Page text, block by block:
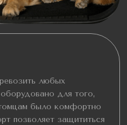
любых
для того,
было комфортно
позволяет защититься